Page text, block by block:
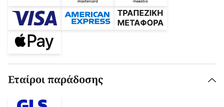
Εταίροι παράδοσης